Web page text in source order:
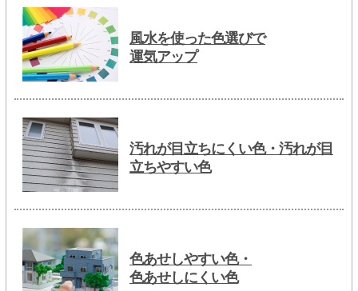
風水を使った色選びで
運気アップ
汚れが目立ちにくい色・汚れが目
立ちやすい色
色あせしやすい色・
色あせしにくい色